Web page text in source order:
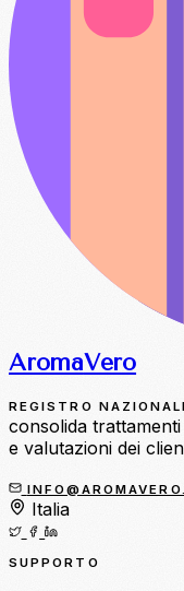
AromaVero
REGISTRO
consolida
e valutazioni dei
Italia
SUPPORTO